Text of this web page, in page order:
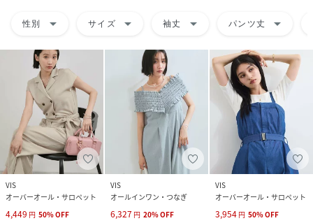
性別 arrow_drop_down サイズ arrow_drop_down 袖丈 arrow_drop_down パンツ丈 arrow_drop_down
VIS
オーバーオール・サロペット
4,449 円 50%OFF
VIS
オールインワン・つなぎ
6,327 円 20%OFF
VIS
オーバーオール・サロペット
3,954 円 50%OFF